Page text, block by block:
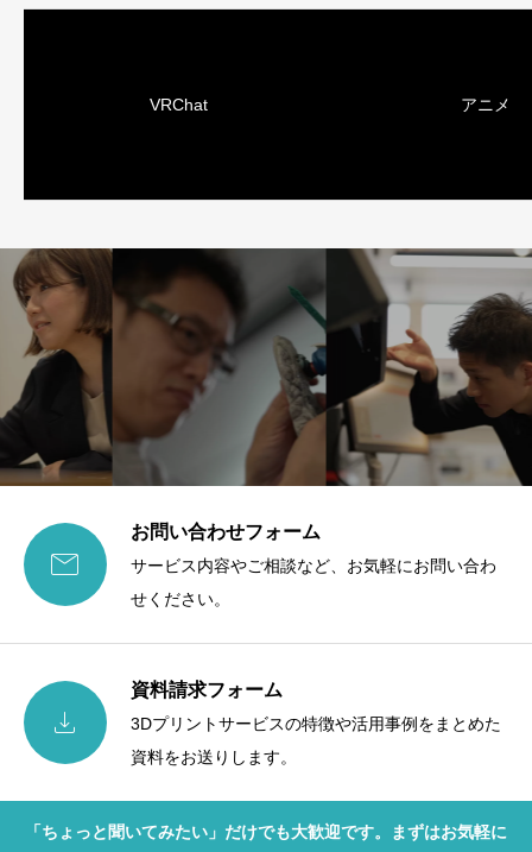
VRChat アニメ

お問い合わせフォーム
サービス内容やご相談など、お気軽にお問い合わ
せください。

資料請求フォーム
3Dプリントサービスの特徴や活用事例をまとめた
資料をお送りします。
「ちょっと聞いてみたい」だけでも大歓迎です。まずはお気軽に